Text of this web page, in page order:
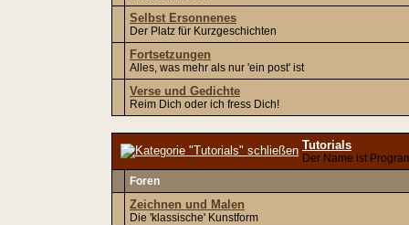
Selbst Ersonnenes
Der Platz für Kurzgeschichten
Fortsetzungen
Alles, was mehr als nur 'ein post' ist
Verse und Gedichte
Reim Dich oder ich fress Dich!
Tutorials
Der Name ist
Foren
Zeichnen und Malen
Die 'klassische' Kunstform